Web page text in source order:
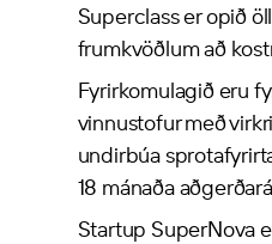
Superclass er opið
frumkvöðlum að
Fyrirkomulagið eru
vinnustofur með
undirbúa
18 mánaða
Startup SuperNova